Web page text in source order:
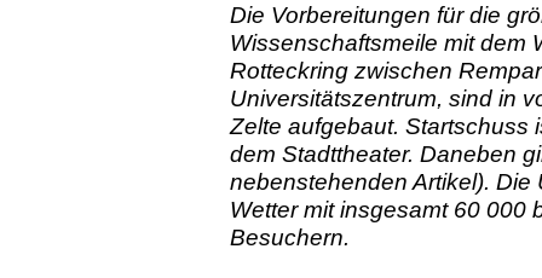
Die Vorbereitungen für die
Wissenschaftsmeile mit dem
Rotteckring zwischen
Universitätszentrum, sind in
Zelte aufgebaut. Startschuss
dem Stadttheater. Daneben
nebenstehenden Artikel).
Wetter mit insgesamt 60 000
Besuchern.